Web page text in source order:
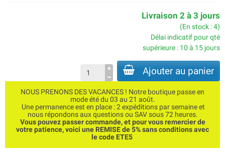
Livraison 2 à 3 jours
(En stock : 4)
Délai indicatif pour qté
supérieure : 10 à 15 jours
Ajouter au panier
NOUS PRENONS DES VACANCES ! Notre boutique passe en
mode été du 03 au 21 août.
Une permanence est en place : 2 expéditions par semaine et
nous répondons aux questions ou SAV sous 72 heures.
Vous pouvez passer commande, et pour vous remercier de
votre patience, voici une REMISE de 5% sans conditions avec
le code ETE5